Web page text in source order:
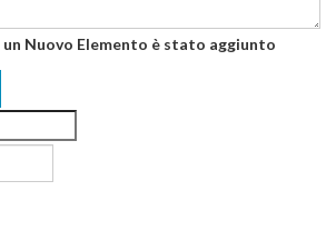
un Nuovo Elemento è stato aggiunto